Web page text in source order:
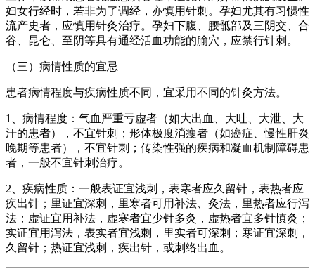
妇女行经时，若非为了调经，亦慎用针刺。孕妇尤其有习惯性
流产史者，应慎用针灸治疗。孕妇下腹、腰骶部及三阴交、合
谷、昆仑、至阴等具有通经活血功能的腧穴，应禁行针刺。
（三）病情性质的宜忌
患者病情程度与疾病性质不同，宜采用不同的针灸方法。
1、病情程度：气血严重亏虚者（如大出血、大吐、大泄、大
汗的患者），不宜针刺；形体极度消瘦者（如癌症、慢性肝炎
晚期等患者），不宜针刺；传染性强的疾病和凝血机制障碍患
者，一般不宜针刺治疗。
2、疾病性质：一般表证宜浅刺，表寒者应久留针，表热者应
疾出针；里证宜深刺，里寒者可用补法、灸法，里热者应行泻
法；虚证宜用补法，虚寒者宜少针多灸，虚热者宜多针慎灸；
实证宜用泻法，表实者宜浅刺，里实者可深刺；寒证宜深刺，
久留针；热证宜浅刺，疾出针，或刺络出血。